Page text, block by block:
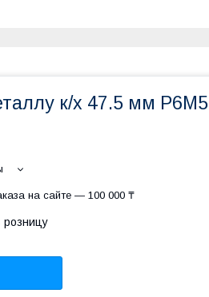
к/х 47.5 мм Р6М5
на сайте — 100 000 ₸
розницу